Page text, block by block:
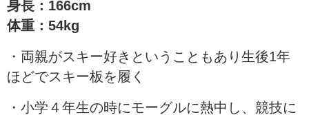
身長：166cm
体重：54kg
・両親がスキー好きということもあり生後1年
ほどでスキー板を履く
・小学４年生の時にモーグルに熱中し、競技に